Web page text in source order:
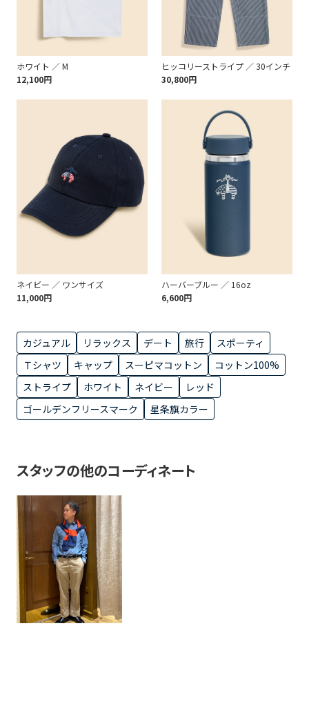
ホワイト ／ M
12,100円
ヒッコリーストライプ ／ 30インチ
30,800円
ネイビー ／ ワンサイズ
11,000円
ハーバーブルー ／ 16oz
6,600円
カジュアル リラックス デート 旅行
スポーティ
Ｔシャツ
キャップ スーピマコットン
コットン100%
ストライプ
ホワイト ネイビー
レッド
ゴールデンフリースマーク
星条旗カラー
スタッフの他のコーディネート